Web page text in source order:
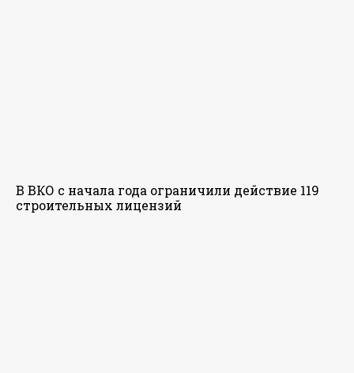
В ВКО с начала года ограничили действие 119
строительных лицензий